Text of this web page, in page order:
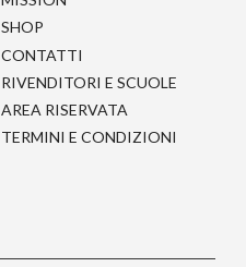
essere
scelte
nella
pagina
del
prodotto
SHOP
CONTATTI
RIVENDITORI E SCUOLE
AREA RISERVATA
TERMINI E CONDIZIONI